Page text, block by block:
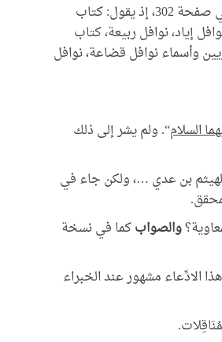
والذي يبدو أن المحقق قد اطمأنَّ إلى قراءته بما جاء في عناوين كتب هشام الكلبي في صفحة 302، إذ يقول: كتاب
إياد، نوافل ربيعة، كتاب
وأسماء نوافل قضاعة، نوافل
السلام“. ولم يشر إلى ذلك
بن عدي …، ولكن جاء في
والصوابكما في نسخة
الادِّعاء مشهور عند الخبراء